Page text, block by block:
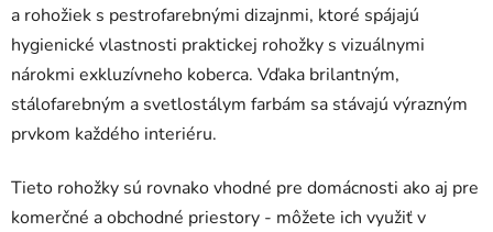
a rohožiek s pestrofarebnými dizajnmi, ktoré spájajú
hygienické vlastnosti praktickej rohožky s vizuálnymi
nárokmi exkluzívneho koberca. Vďaka brilantným,
stálofarebným a svetlostálym farbám sa stávajú výrazným
prvkom každého interiéru.
Tieto rohožky sú rovnako vhodné pre domácnosti ako aj pre
komerčné a obchodné priestory - môžete ich využiť v